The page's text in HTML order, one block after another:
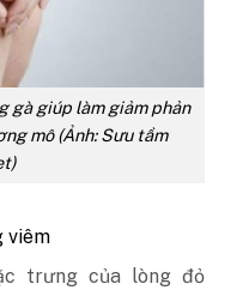
gà giúp làm giảm phản
mô (Ảnh: Sưu tầm
viêm
trưng của lòng đỏ